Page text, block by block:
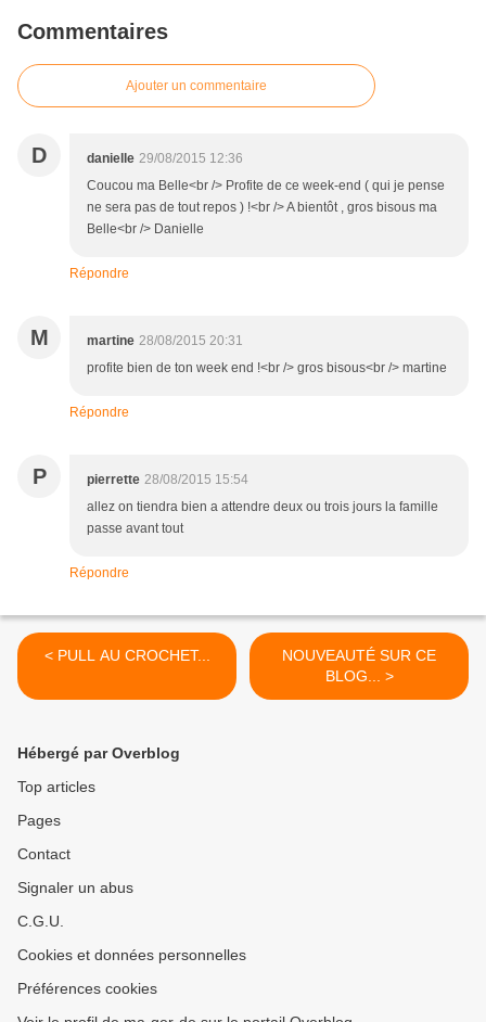
Commentaires
Ajouter un commentaire
D danielle 29/08/2015 12:36
Coucou ma Belle<br /> Profite de ce week-end ( qui je pense
ne sera pas de tout repos ) !<br /> A bientôt , gros bisous ma
Belle<br /> Danielle
Répondre
M martine 28/08/2015 20:31
profite bien de ton week end !<br /> gros bisous<br /> martine
Répondre
P pierrette 28/08/2015 15:54
allez on tiendra bien a attendre deux ou trois jours la famille
passe avant tout
Répondre
< PULL AU CROCHET...
NOUVEAUTÉ SUR CE
BLOG... >
Hébergé par Overblog
Top articles
Pages
Contact
Signaler un abus
C.G.U.
Cookies et données personnelles
Préférences cookies